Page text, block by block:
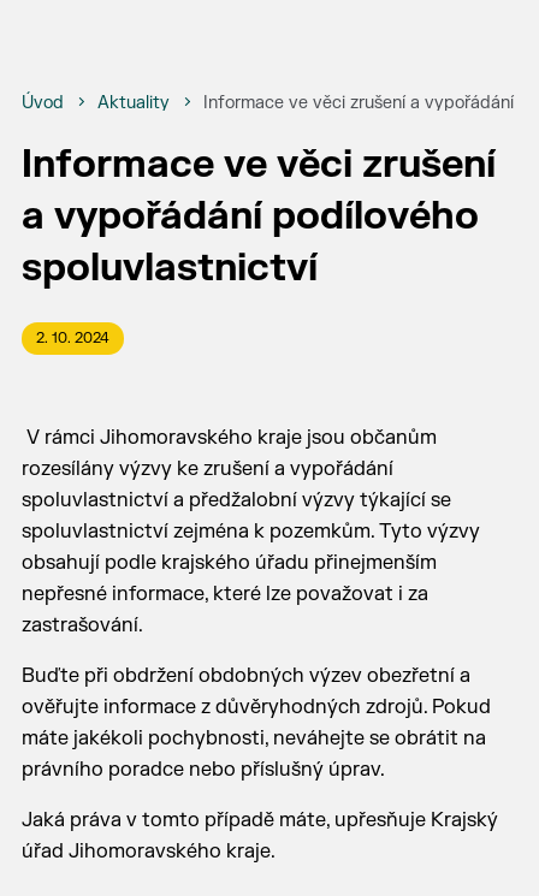
Úvod Aktuality Informace ve věci zrušení a vypořádání
Informace ve věci zrušení
a vypořádání podílového
spoluvlastnictví
2. 10. 2024
V rámci Jihomoravského kraje jsou občanům
rozesílány výzvy ke zrušení a vypořádání
spoluvlastnictví a předžalobní výzvy týkající se
spoluvlastnictví zejména k pozemkům. Tyto výzvy
obsahují podle krajského úřadu přinejmenším
nepřesné informace, které lze považovat i za
zastrašování.
Buďte při obdržení obdobných výzev obezřetní a
ověřujte informace z důvěryhodných zdrojů. Pokud
máte jakékoli pochybnosti, neváhejte se obrátit na
právního poradce nebo příslušný úprav.
Jaká práva v tomto případě máte, upřesňuje Krajský
úřad Jihomoravského kraje.